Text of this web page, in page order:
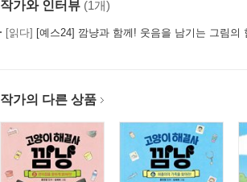
작가와 인터뷰 (1개)
[읽다] [예스24] 깜냥과 함께! 웃음을 남기는 그림의
작가의 다른 상품